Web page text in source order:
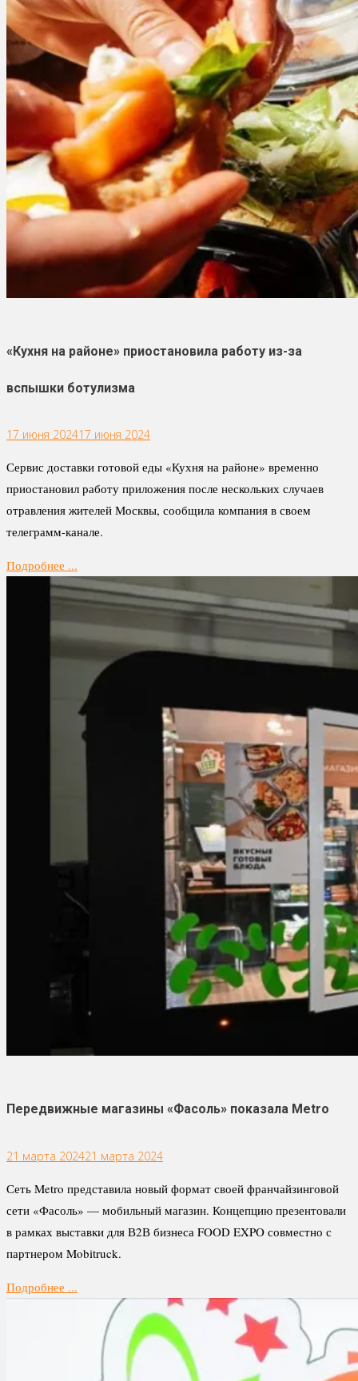
«Кухня на районе» приостановила работу из-за
вспышки ботулизма
17 июня 202417 июня 2024
Сервис доставки готовой еды «Кухня на районе» временно
приостановил работу приложения после нескольких случаев
отравления жителей Москвы, сообщила компания в своем
телеграмм-канале.
Подробнее ...
Передвижные магазины «Фасоль» показала Metro
21 марта 202421 марта 2024
Сеть Metro представила новый формат своей франчайзинговой
сети «Фасоль» — мобильный магазин. Концепцию презентовали
в рамках выставки для В2В бизнеса FOOD EXPO совместно с
партнером Mobitruck.
Подробнее ...